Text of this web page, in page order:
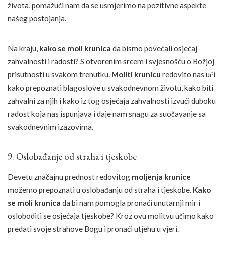
života, pomažući nam da se usmjerimo na pozitivne aspekte
našeg postojanja.
Na kraju, kako se moli krunica da bismo povećali osjećaj
zahvalnosti i radosti? S otvorenim srcem i svjesnošću o Božjoj
prisutnosti u svakom trenutku. Moliti krunicu redovito nas uči
kako prepoznati blagoslove u svakodnevnom životu, kako biti
zahvalni za njih i kako iz tog osjećaja zahvalnosti izvući duboku
radost koja nas ispunjava i daje nam snagu za suočavanje sa
svakodnevnim izazovima.
9. Oslobađanje od straha i tjeskobe
Devetu značajnu prednost redovitog moljenja krunice
možemo prepoznati u oslobađanju od straha i tjeskobe. Kako
se moli krunica da bi nam pomogla pronaći unutarnji mir i
osloboditi se osjećaja tjeskobe? Kroz ovu molitvu učimo kako
predati svoje strahove Bogu i pronaći utjehu u vjeri.